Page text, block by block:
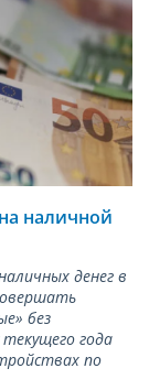
наличной
денег в
без
года
по